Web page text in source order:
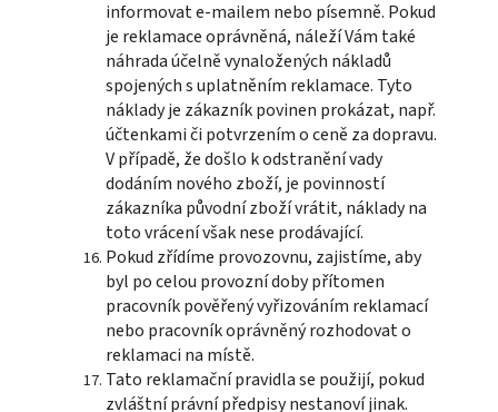
informovat e-mailem nebo písemně. Pokud
je reklamace oprávněná, náleží Vám také
náhrada účelně vynaložených nákladů
spojených s uplatněním reklamace. Tyto
náklady je zákazník povinen prokázat, např.
účtenkami či potvrzením o ceně za dopravu.
V případě, že došlo k odstranění vady
dodáním nového zboží, je povinností
zákazníka původní zboží vrátit, náklady na
toto vrácení však nese prodávající.
Pokud zřídíme provozovnu, zajistíme, aby
byl po celou provozní doby přítomen
pracovník pověřený vyřizováním reklamací
nebo pracovník oprávněný rozhodovat o
reklamaci na místě.
Tato reklamační pravidla se použijí, pokud
zvláštní právní předpisy nestanoví jinak.